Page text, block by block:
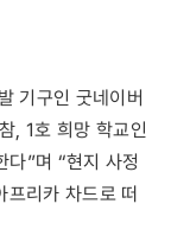
기구인 굿네이버
, 1호 희망 학교인
다”며 “현지 사정
리카 차드로 떠